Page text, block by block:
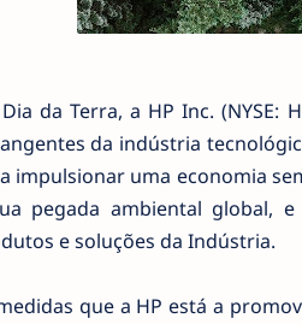
da Terra, a HP Inc.
da indústria
impulsionar uma economia
pegada ambiental global,
e soluções da Indústria.
que a HP está a